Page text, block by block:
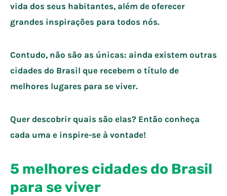
vida dos seus habitantes, além de oferecer
grandes inspirações para todos nós.
Contudo, não são as únicas: ainda existem outras
cidades do Brasil que recebem o título de
melhores lugares para se viver.
Quer descobrir quais são elas? Então conheça
cada uma e inspire-se à vontade!
5 melhores cidades do Brasil
para se viver